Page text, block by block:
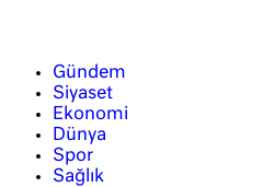
Gündem
Siyaset
Ekonomi
Dünya
Spor
Sağlık